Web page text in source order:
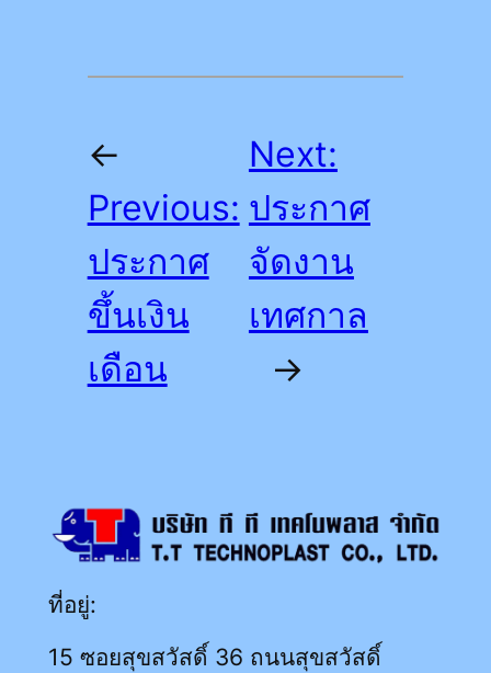
←
Previous:
ประกาศ
ขึ้นเงิน
เดือน
Next:
ประกาศ
จัดงาน
เทศกาล
→
ที่อยู่:
15 ซอยสุขสวัสดิ์ 36 ถนนสุขสวัสดิ์